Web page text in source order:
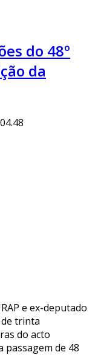
do 48º
da
e ex-deputado
trinta
do acto
passagem de 48